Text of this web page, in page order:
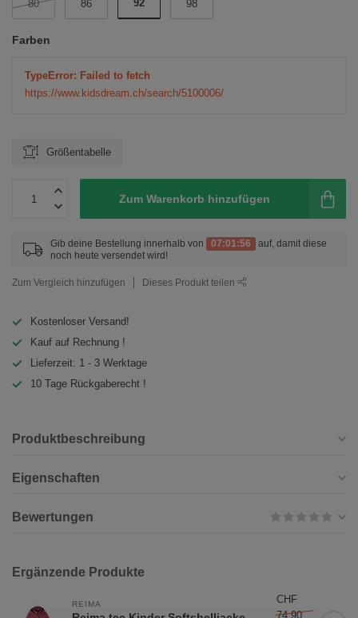
80 86 92 98
Farben
TypeError: Failed to fetch
https://www.kidsdream.ch/search/5100006/
Größentabelle
Zum Warenkorb hinzufügen
Gib deine Bestellung innerhalb von 07:01:56
auf, damit diese
noch heute versendet wird!
Zum Vergleich hinzufügen Dieses Produkt teilen
Kostenloser Versand!
Kauf auf Rechnung !
Lieferzeit: 1 - 3 Werktage
10 Tage Rückgaberecht !
Produktbeschreibung
Eigenschaften
Bewertungen
Ergänzende Produkte
REIMA
CHF
74,90